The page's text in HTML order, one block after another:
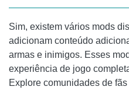
Sim, existem vários mods
adicionam conteúdo
armas e inimigos. Esses
experiência de jogo
Explore comunidades de